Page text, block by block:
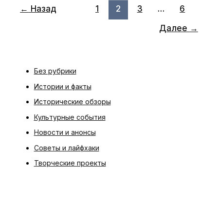
доставкой
← Назад 1 2 3 …
6
Далее →
Без рубрики
Истории и факты
Исторические обзоры
Культурные события
Новости и анонсы
Советы и лайфхаки
Творческие проекты